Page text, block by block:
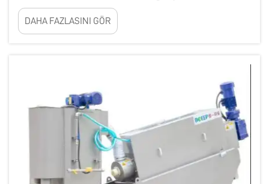
çevreye zarar vermemesi açısından önemlidir. Çamur
Kurutma Ekipmanları, bu süreci daha kolay ve daha
verimli hale getirmede önemli bir rol oynar. Şirketler
DAHA FAZLASINI GÖR